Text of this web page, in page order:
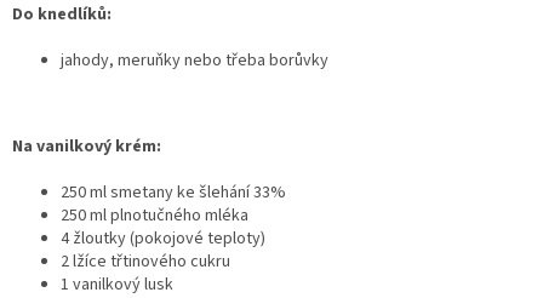
Do knedlíků:
jahody, meruňky nebo třeba borůvky
Na vanilkový krém:
250 ml smetany ke šlehání 33%
250 ml plnotučného mléka
4 žloutky (pokojové teploty)
2 lžíce třtinového cukru
1 vanilkový lusk